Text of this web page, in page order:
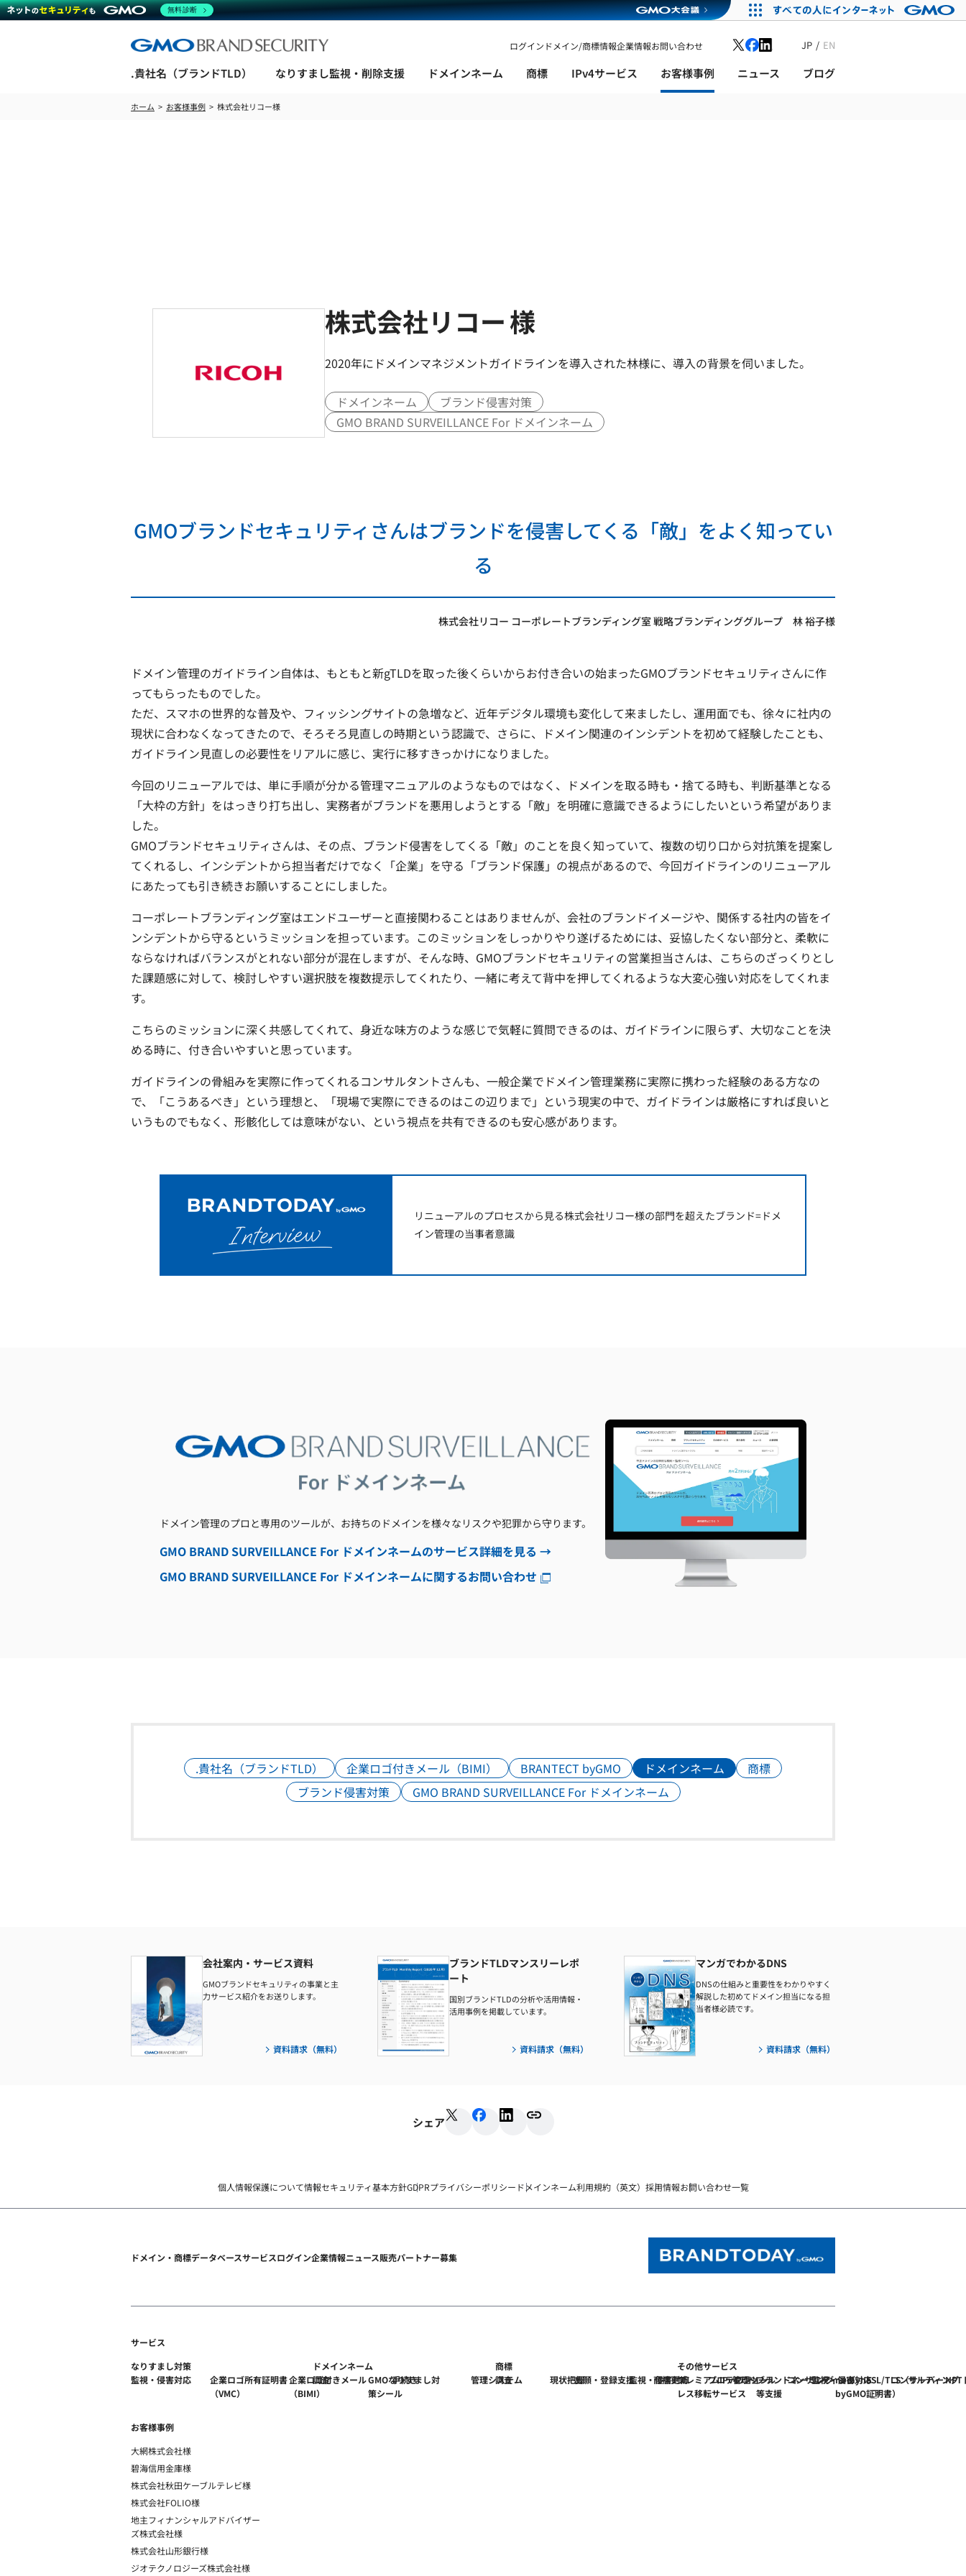
ログイン ドメイン/商標情報企業情報お問い合わせ JP EN
.貴社名（ブランドTLD） なりすまし監視・削除支援 ドメインネーム 商標 IPv4サービス お客様事例 ニュース ブログ
ホーム お客様事例 株式会社リコー様
株式会社リコー様
2020年にドメインマネジメントガイドラインを導入された林様に、導入の背景を伺いました。
ドメインネーム
ブランド侵害対策
GMO BRAND SURVEILLANCE For ドメインネーム
GMOブランドセキュリティさんはブランドを侵害してくる「敵」をよく知ってい
る
株式会社リコー コーポレートブランディング室 戦略ブランディンググループ 林 裕子様
ドメイン管理のガイドライン自体は、もともと新gTLDを取った後くらいからお付き合いの始まったGMOブランドセキュリティさんに作
ってもらったものでした。
ただ、スマホの世界的な普及や、フィッシングサイトの急増など、近年デジタル環境も変化して来ましたし、運用面でも、徐々に社内の
現状に合わなくなってきたので、そろそろ見直しの時期という認識で、さらに、ドメイン関連のインシデントを初めて経験したことも、
ガイドライン見直しの必要性をリアルに感じ、実行に移すきっかけになりました。
今回のリニューアルでは、単に手順が分かる管理マニュアルのようなものではなく、ドメインを取る時も・捨てる時も、判断基準となる
「大枠の方針」をはっきり打ち出し、実務者がブランドを悪用しようとする「敵」を明確に意識できるようにしたいという希望がありま
した。
GMOブランドセキュリティさんは、その点、ブランド侵害をしてくる「敵」のことを良く知っていて、複数の切り口から対抗策を提案し
てくれるし、インシデントから担当者だけでなく「企業」を守る「ブランド保護」の視点があるので、今回ガイドラインのリニューアル
にあたっても引き続きお願いすることにしました。
コーポレートブランディング室はエンドユーザーと直接関わることはありませんが、会社のブランドイメージや、関係する社内の皆をイ
ンシデントから守るというミッションを担っています。このミッションをしっかりやり遂げるためには、妥協したくない部分と、柔軟に
ならなければバランスがとれない部分が混在しますが、そんな時、GMOブランドセキュリティの営業担当さんは、こちらのざっくりとし
た課題感に対して、検討しやすい選択肢を複数提示してくれたり、一緒に考えて背中を押してくれるような大変心強い対応をしてくれま
す。
こちらのミッションに深く共感してくれて、身近な味方のような感じで気軽に質問できるのは、ガイドラインに限らず、大切なことを決
める時に、付き合いやすいと思っています。
ガイドラインの骨組みを実際に作ってくれるコンサルタントさんも、一般企業でドメイン管理業務に実際に携わった経験のある方なの
で、「こうあるべき」という理想と、「現場で実際にできるのはこの辺りまで」という現実の中で、ガイドラインは厳格にすれば良いと
いうものでもなく、形骸化しては意味がない、という視点を共有できるのも安心感があります。
リニューアルのプロセスから見る株式会社リコー様の部門を超えたブランド=ドメ
イン管理の当事者意識
ドメイン管理のプロと専用のツールが、お持ちのドメインを様々なリスクや犯罪から守ります。
GMO BRAND SURVEILLANCE For ドメインネームのサービス詳細を見る
GMO BRAND SURVEILLANCE For ドメインネームに関するお問い合わせ
.貴社名（ブランドTLD） 企業ロゴ付きメール（BIMI） BRANTECT byGMO ドメインネーム
商標
ブランド侵害対策
GMO BRAND SURVEILLANCE For ドメインネーム
会社案内・サービス資料
GMOブランドセキュリティの事業と主
力サービス紹介をお送りします。
資料請求（無料）
ブランドTLDマンスリーレポ
ート
国別ブランドTLDの分析や活用情報・
活用事例を掲載しています。
資料請求（無料）
マンガでわかるDNS
DNSの仕組みと重要性をわかりやすく
解説した初めてドメイン担当になる担
当者様必読です。
資料請求（無料）
シェア
個人情報保護について情報セキュリティ基本方針GDPRプライバシーポリシー ドメインネーム利用規約（英文） 採用情報お問い合わせ一覧
ドメイン・商標データベースサービスログイン企業情報ニュース販売パートナー募集
サービス
なりすまし対策
監視・侵害対応
企業ロゴ所有証明書
（VMC）
企業ロゴ付きメール
（BIMI）
GMOなりすまし対
策シール
ドメインネーム
調査
手続き 管理システム 現状把握 監視・侵害対応 プロテクション コンサルティング
SSL/TLS（サーバー
証明書）
NFT
商標
調査
出願・登録支援 商標更新 管理ツール 監視・侵害対応 コンサルティング
その他サービス
プレミアムIPv4アド
レス移転サービス
ブランドネーミング
等支援
nomyne
byGMO
お客様事例
大網株式会社様
碧海信用金庫様
株式会社秋田ケーブルテレビ様
株式会社FOLIO様
地主フィナンシャルアドバイザー
ズ株式会社様
株式会社山形銀行様
ジオテクノロジーズ株式会社様
無料診断